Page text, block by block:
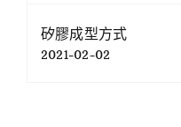
矽膠成型方式
2021-02-02